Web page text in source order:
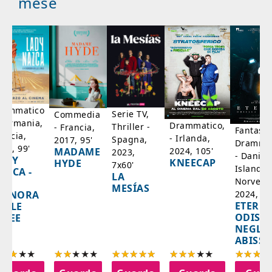
99'
-
Commedia
- Francia,
2017, 95'
MADAME
HYDE
Serie TV,
Thriller -
Spagna,
2023,
7x60'
LA
MESÍAS
Drammatico,
- Irlanda,
2024, 105'
KNEECAP
-
Islanda,
2024,
NEGLI
ABISSI